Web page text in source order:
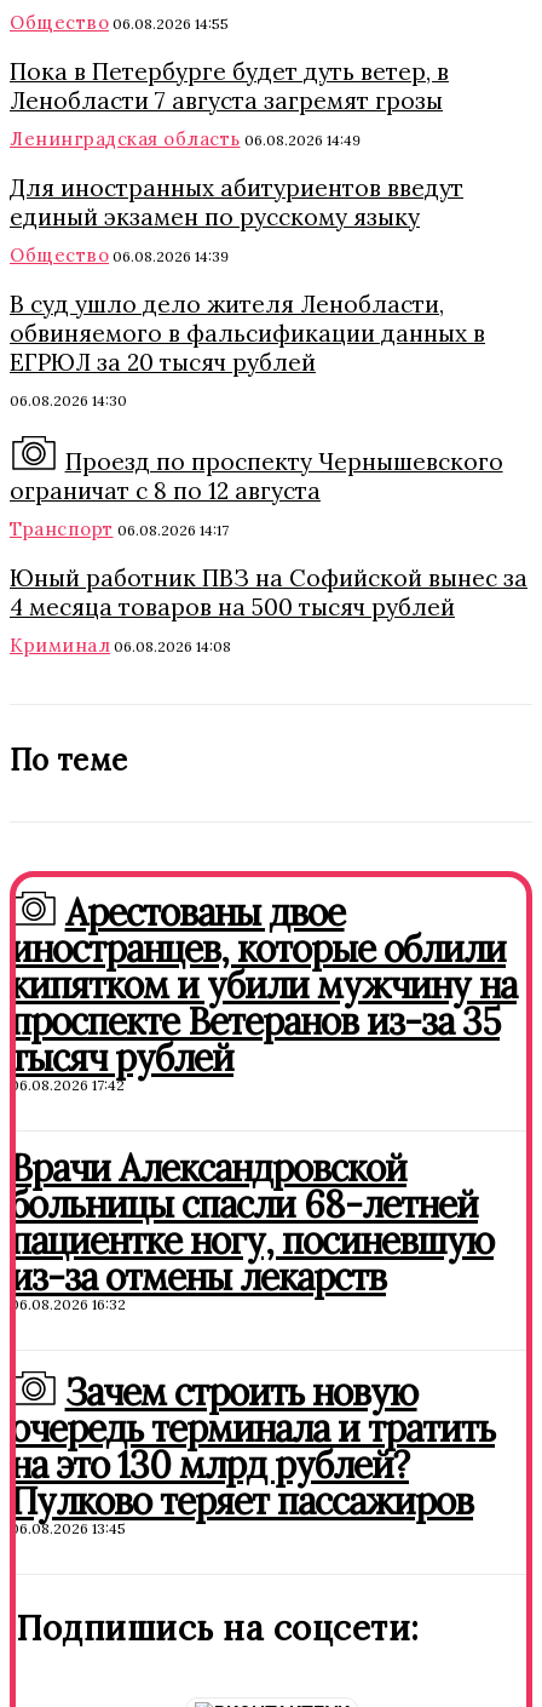
Общество 06.08.2026 14:55
Пока в Петербурге будет дуть ветер, в
Ленобласти 7 августа загремят грозы
Ленинградская область 06.08.2026 14:49
Для иностранных абитуриентов введут
единый экзамен по русскому языку
Общество 06.08.2026 14:39
В суд ушло дело жителя Ленобласти,
обвиняемого в фальсификации данных в
ЕГРЮЛ за 20 тысяч рублей
06.08.2026 14:30
Проезд по проспекту Чернышевского
ограничат с 8 по 12 августа
Транспорт 06.08.2026 14:17
Юный работник ПВЗ на Софийской вынес за
4 месяца товаров на 500 тысяч рублей
Криминал 06.08.2026 14:08
По теме
Арестованы двое
иностранцев, которые облили
кипятком и убили мужчину на
проспекте Ветеранов из-за 35
тысяч рублей
06.08.2026 17:42
Врачи Александровской
больницы спасли 68-летней
пациентке ногу, посиневшую
из-за отмены лекарств
06.08.2026 16:32
Зачем строить новую
очередь терминала и тратить
на это 130 млрд рублей?
Пулково теряет пассажиров
06.08.2026 13:45
Подпишись на соцсети: